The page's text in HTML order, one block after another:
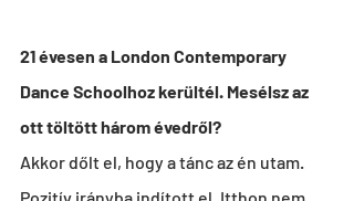
21 évesen a London Contemporary
Dance Schoolhoz kerültél. Mesélsz az
ott töltött három évedről?
Akkor dőlt el, hogy a tánc az én utam.